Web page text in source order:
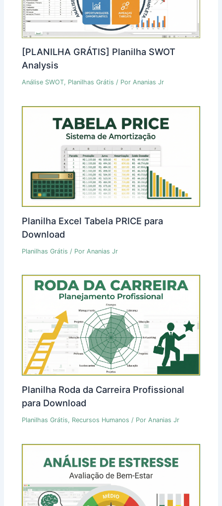
[PLANILHA GRÁTIS] Planilha SWOT
Analysis
Análise SWOT, Planilhas Grátis / PorAnanias Jr
Planilha Excel Tabela PRICE para
Download
Planilhas Grátis / PorAnanias Jr
Planilha Roda da Carreira Profissional
para Download
Planilhas Grátis, Recursos Humanos / PorAnanias Jr